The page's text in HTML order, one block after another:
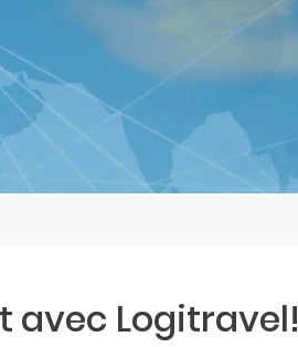
avec Logitravel!